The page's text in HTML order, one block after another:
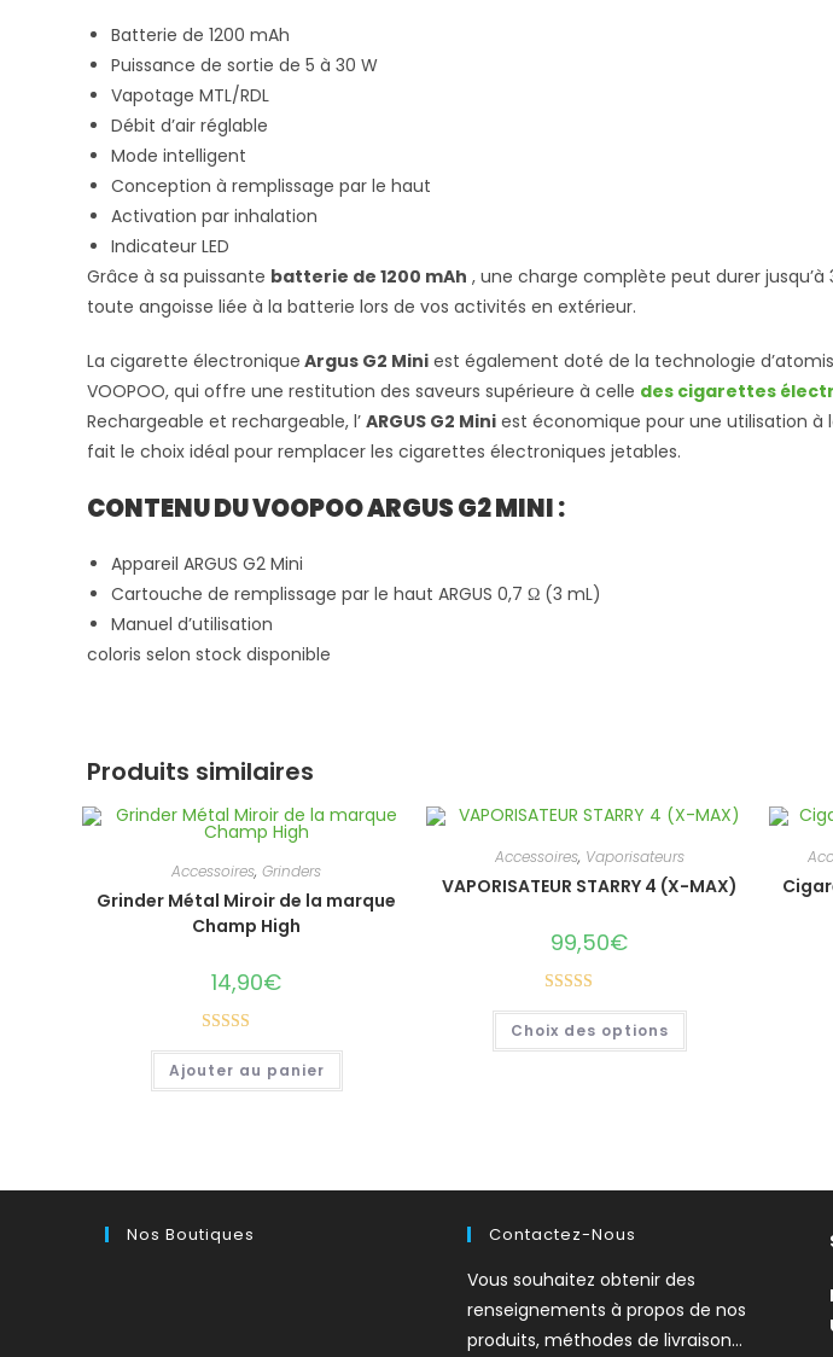
Batterie de 1200 mAh
Puissance de sortie de 5 à 30 W
Vapotage MTL/RDL
Débit d’air réglable
Mode intelligent
Conception à remplissage par le haut
Activation par inhalation
Indicateur LED
Grâce à sa puissante batterie de 1200 mAh , une charge complète peut durer jusqu’à
toute angoisse liée à la batterie lors de vos activités en extérieur.
La cigarette électronique Argus G2 Mini est également doté de la technologie
VOOPOO, qui offre une restitution des saveurs supérieure à celle des cigarettes
Rechargeable et rechargeable, l’ ARGUS G2 Mini est économique pour une utilisation à
fait le choix idéal pour remplacer les cigarettes électroniques jetables.
CONTENU DU VOOPOO ARGUS G2 MINI :
Appareil ARGUS G2 Mini
Cartouche de remplissage par le haut ARGUS 0,7 Ω (3 mL)
Manuel d’utilisation
coloris selon stock disponible
Produits similaires
Accessoires,Grinders
Grinder Métal Miroir de la marque
Champ High
14,90€
Note
2.71
Ajouter au panier
Accessoires, Vaporisateurs
VAPORISATEUR STARRY 4 (X-MAX)
99,50€
Note
3.50sur
Choix des options
Ce
a
sur
Nos Boutiques Contactez-Nous
Vous souhaitez obtenir des
renseignements à propos de nos
produits, méthodes de livraison…